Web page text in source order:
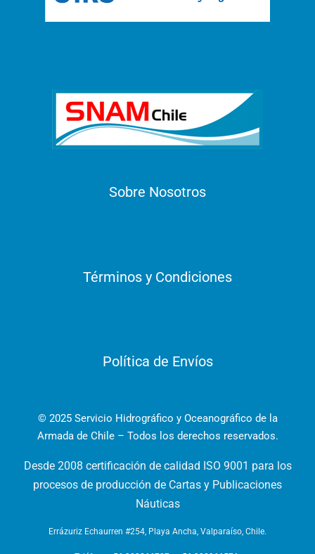
Sobre Nosotros
Términos y Condiciones
Política de Envíos
© 2025 Servicio Hidrográfico y Oceanográfico de la
Armada de Chile – Todos los derechos reservados.
Desde 2008 certificación de calidad ISO 9001 para los
procesos de producción de Cartas y Publicaciones
Náuticas
Errázuriz Echaurren #254, Playa Ancha, Valparaíso, Chile.